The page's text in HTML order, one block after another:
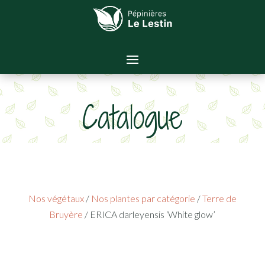
Catalogue
Nos végétaux/ Nos plantes par catégorie /Terre de
Bruyère / ERICA darleyensis ‘White glow’